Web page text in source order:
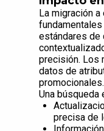
La migración
estándares de
precisión. Los
datos de
Una búsqueda
precisa de